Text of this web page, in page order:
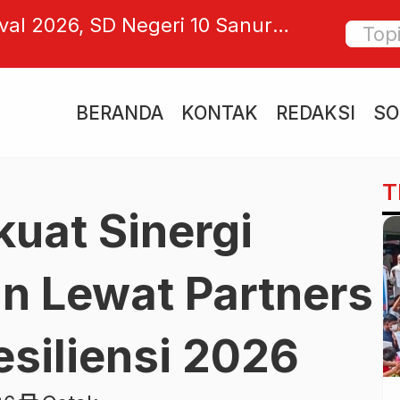
2026, SD Negeri 10 Sanur
BERANDA KONTAK REDAKSI
Sinergi
Lewat Partners
2026